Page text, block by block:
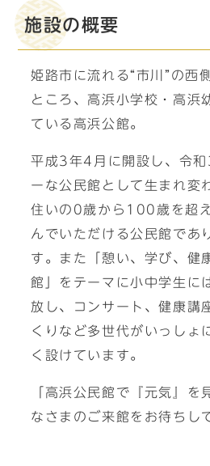
施設の概要
姫路市に流れる“市川”の西
ところ、高浜小学校・高浜
ている高浜公館。
平成3年4月に開設し、令和
ーな公民館として生まれ変
住いの0歳から100歳を超
んでいただける公民館であ
す。また「憩い、学び、健
館」をテーマに小中学生に
放し、コンサート、健康講
くりなど多世代がいっしょ
く設けています。
「高浜公民館で『元気』を
なさまのご来館をお待ちし